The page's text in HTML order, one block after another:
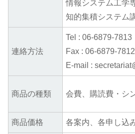
情報システム工学
知的集積システム
連絡方法
Tel : 06-6879-
Fax : 06-6879-7812
E-mail :
商品の種類 会費、購読費・シ
商品価格 各案内、各申し込